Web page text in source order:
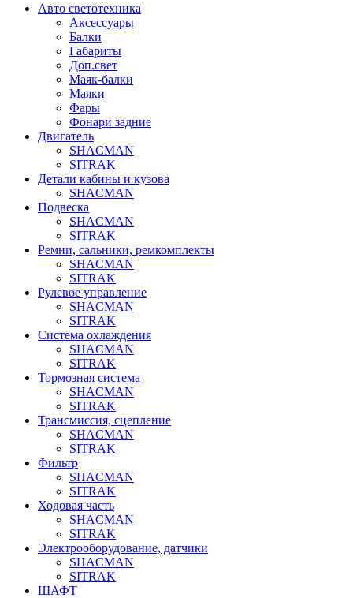
Авто светотехника
Аксессуары
Балки
Габариты
Доп.свет
Маяк-балки
Маяки
Фары
Фонари задние
Двигатель
SHACMAN
SITRAK
Детали кабины и кузова
SHACMAN
Подвеска
SHACMAN
SITRAK
Ремни, сальники, ремкомплекты
SHACMAN
SITRAK
Рулевое управление
SHACMAN
SITRAK
Система охлаждения
SHACMAN
SITRAK
Тормозная система
SHACMAN
SITRAK
Трансмиссия, сцепление
SHACMAN
SITRAK
Фильтр
SHACMAN
SITRAK
Ходовая часть
SHACMAN
SITRAK
Электрооборудование, датчики
SHACMAN
SITRAK
ШАФТ